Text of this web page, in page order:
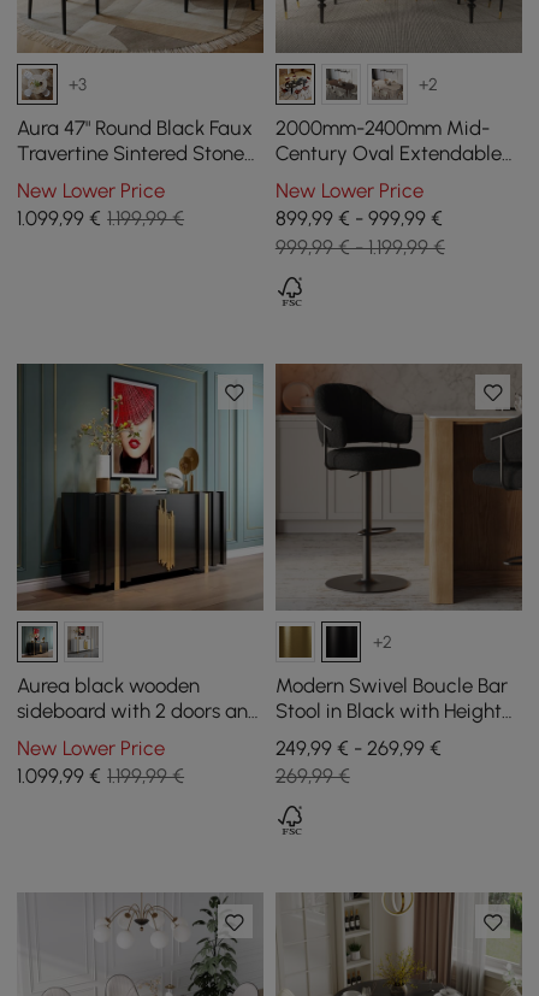
+3
Aura 47" Round Black Faux
Travertine Sintered Stone
Dining Table, Fluted Base,
Seats 4
New Lower Price
1.099,99 € 1.199,99 €
+2
2000mm-2400mm Mid-
Century Oval Extendable
Dining Table Black Seats 6-
10 People
New Lower Price
899,99 € - 999,99 €
999,99 € - 1.199,99 €
Aurea black wooden
sideboard with 2 doors and
2 shelves, 1600 mm
New Lower Price
1.099,99 € 1.199,99 €
+2
Modern Swivel Boucle Bar
Stool in Black with Height
Adjustment and Matt Black
Base, Set of 1
249,99 € - 269,99 €
269,99 €